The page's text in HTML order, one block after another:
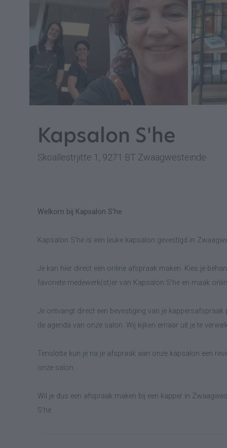
Kapsalon S'he
Skoallestrjitte 1, 9271 BT Zwaagwesteinde
Welkom bij Kapsalon S'he
Kapsalon S'he is een leuke kapsalon gevestigd in
Je kan hier direct een online afspraak maken. Kies je
favoriete medewerk(st)er van Kapsalon S'he en maak
Je ontvangt direct een bevestiging van je
de agenda van onze salon. Wij kijken ernaar uit je te
Tenslotte kun je na je afspraak aan onze kapsalon een
onze salon.
Wil je dus een afspraak maken bij een kapper in
S'he.